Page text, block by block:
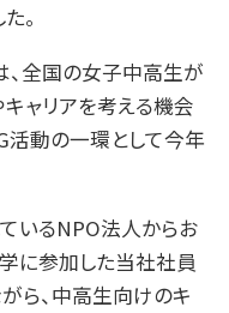
。
、全国の女子中高生が
ャリアを考える機会
活動の一環として今年
いるNPO法人からお
に参加した当社社員
ら、中高生向けのキ